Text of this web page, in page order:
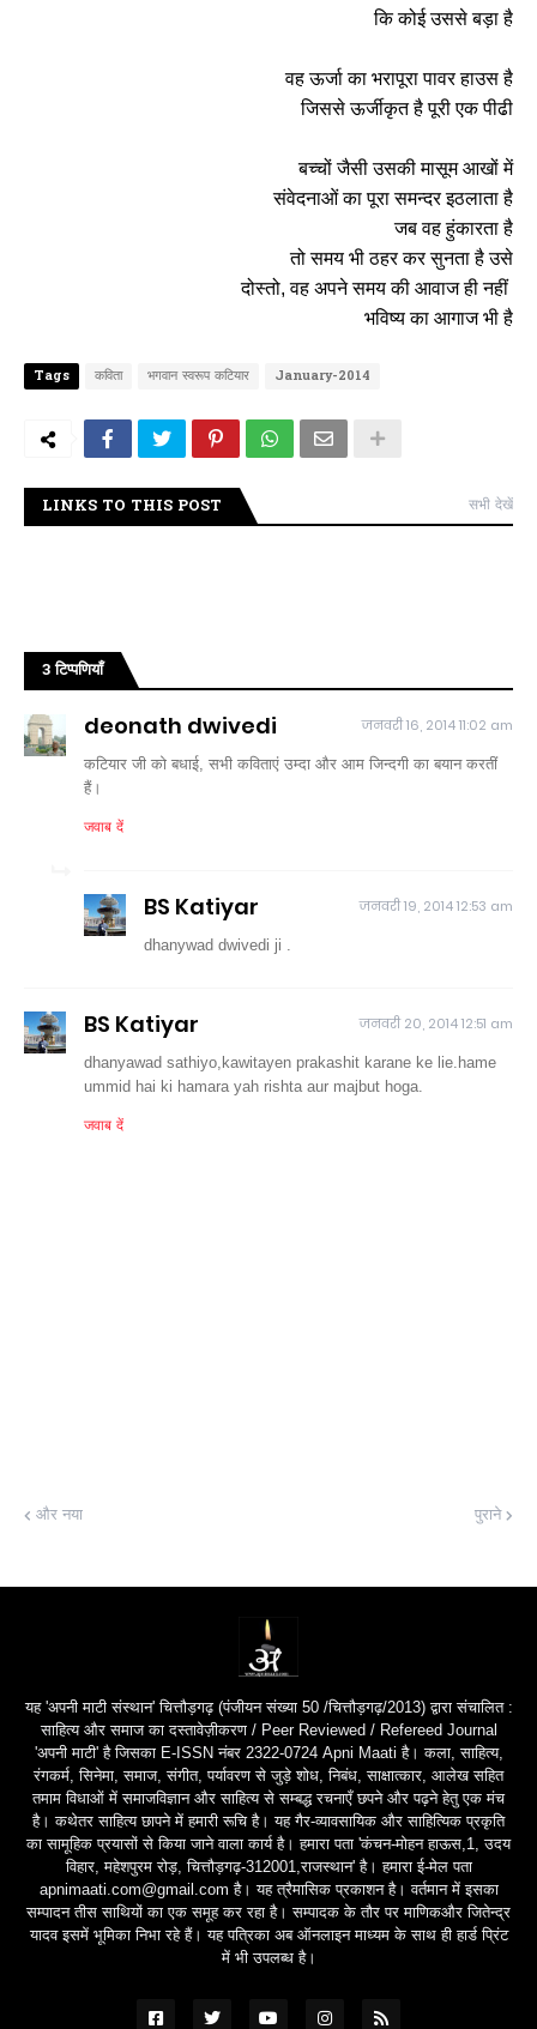
कि कोई उससे बड़ा है
वह ऊर्जा का भरापूरा पावर हाउस है
जिससे ऊर्जीकृत है पूरी एक पीढी
बच्चों जैसी उसकी मासूम आखों में
संवेदनाओं का पूरा समन्दर इठलाता है
जब वह हुंकारता है
तो समय भी ठहर कर सुनता है उसे
दोस्तो, वह अपने समय की आवाज ही नहीं
भविष्य का आगाज भी है
Tags कविता भगवान स्वरूप कटियार January-2014
LINKS TO THIS POST सभी देखें
3 टिप्पणियाँ
deonath dwivedi जनवरी 16, 2014 11:02 am
कटियार जी को बधाई, सभी कविताएं उम्दा और आम जिन्दगी का बयान करतीं
हैं।
जवाब दें
BS Katiyar जनवरी 19, 2014 12:53 am
dhanywad dwivedi ji .
BS Katiyar जनवरी 20, 2014 12:51 am
dhanyawad sathiyo,kawitayen prakashit karane ke lie.hame
ummid hai ki hamara yah rishta aur majbut hoga.
जवाब दें
और नया पुराने
यह 'अपनी माटी संस्थान' चित्तौड़गढ़ (पंजीयन संख्या 50 /चित्तौड़गढ़/2013) द्वारा संचालित :
साहित्य और समाज का दस्तावेज़ीकरण / Peer Reviewed / Refereed Journal
'अपनी माटी' है जिसका E-ISSN नंबर 2322-0724 Apni Maati है। कला, साहित्य,
रंगकर्म, सिनेमा, समाज, संगीत, पर्यावरण से जुड़े शोध, निबंध, साक्षात्कार, आलेख सहित
तमाम विधाओं में समाजविज्ञान और साहित्य से सम्बद्ध रचनाएँ छपने और पढ़ने हेतु एक मंच
है। कथेतर साहित्य छापने में हमारी रूचि है। यह गैर-व्यावसायिक और साहित्यिक प्रकृति
का सामूहिक प्रयासों से किया जाने वाला कार्य है। हमारा पता 'कंचन-मोहन हाऊस,1, उदय
विहार, महेशपुरम रोड़, चित्तौड़गढ़-312001,राजस्थान' है। हमारा ई-मेल पता
apnimaati.com@gmail.com है। यह त्रैमासिक प्रकाशन है। वर्तमान में इसका
सम्पादन तीस साथियों का एक समूह कर रहा है। सम्पादक के तौर पर माणिकऔर जितेन्द्र
यादव इसमें भूमिका निभा रहे हैं। यह पत्रिका अब ऑनलाइन माध्यम के साथ ही हार्ड प्रिंट
में भी उपलब्ध है।